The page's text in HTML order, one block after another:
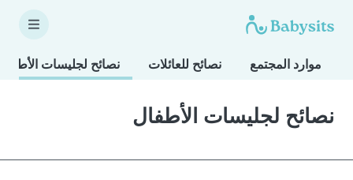
موارد المجتمع نصائح للعائلات نصائح لجليسات
نصائح لجليسات الأطفال